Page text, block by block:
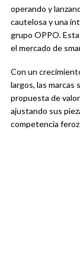
operando y
cautelosa y una
grupo OPPO.
el mercado de
Con un
largos, las marcas
propuesta de
ajustando sus
competencia